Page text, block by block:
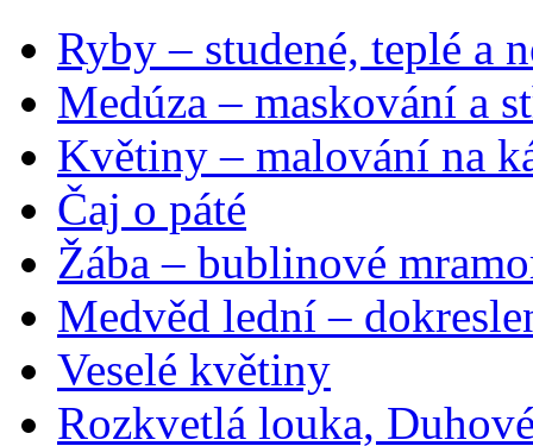
Ryby – studené, teplé a
Medúza – maskování a
Květiny – malování na
Čaj o páté
Žába – bublinové
Medvěd lední –
Veselé květiny
Rozkvetlá louka,